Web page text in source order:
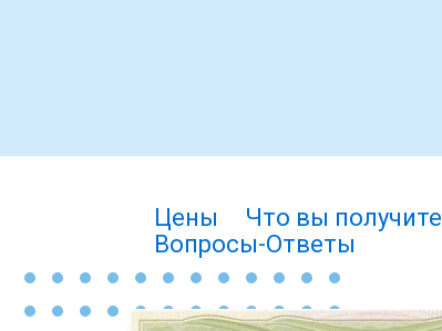
Цены Что вы получите
Вопросы-Ответы